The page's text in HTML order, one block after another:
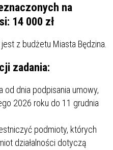
na
14 000 zł
z budżetu Miasta Będzina.
zadania:
od dnia podpisania umowy,
2026 roku do 11 grudnia
podmioty, których
działalności dotyczą